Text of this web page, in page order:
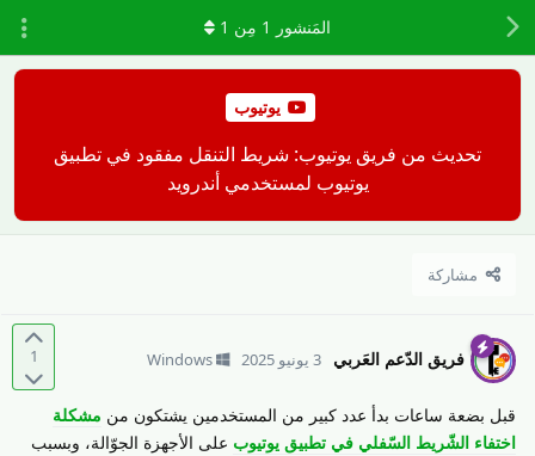
يوتيوب
تحديث من فريق يوتيوب: شريط التنقل مفقود في تطبيق
يوتيوب لمستخدمي أندرويد
مشاركة
المَنشور 1 مِن 1
1 فريق الدّعم العَربي 3 يونيو 2025 Windows
قبل بضعة ساعات بدأ عدد كبير من المستخدمين يشتكون من مشكلة
اختفاء الشّريط السّفلي في تطبيق يوتيوب على الأجهزة الجوّالة، وبسبب